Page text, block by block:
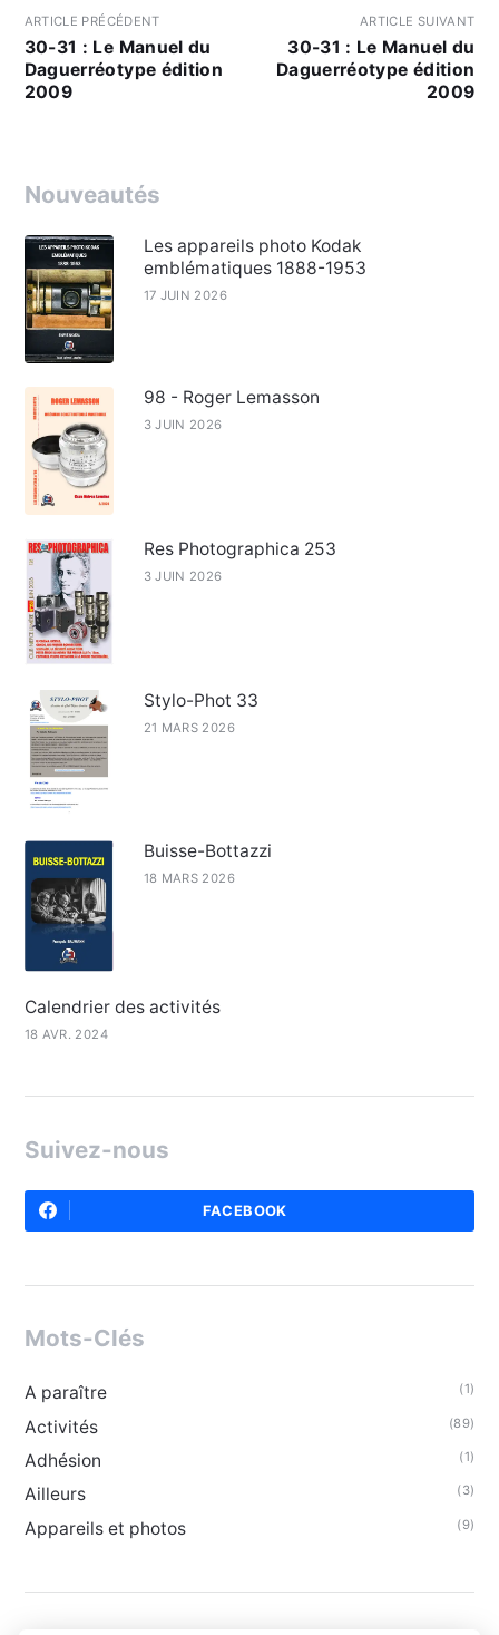
ARTICLE PRÉCÉDENT
30-31 : Le Manuel du
Daguerréotype édition
2009
ARTICLE SUIVANT
30-31 : Le Manuel du
Daguerréotype édition
2009
Nouveautés
Les appareils photo Kodak
emblématiques 1888-1953
17 JUIN 2026
98 - Roger Lemasson
3 JUIN 2026
Res Photographica 253
3 JUIN 2026
Stylo-Phot 33
21 MARS 2026
Buisse-Bottazzi
18 MARS 2026
Calendrier des activités
18 AVR. 2024
Suivez-nous
FACEBOOK
Mots-Clés
A paraître (1)
Activités (89)
Adhésion (1)
Ailleurs (3)
Appareils et photos (9)